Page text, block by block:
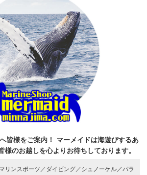
皆様をご案内！
マーメイドは海遊びするあ
様のお越しを心よりお待ちしております。
リンスポーツ／ ダイビング／ シュノーケル／パラ